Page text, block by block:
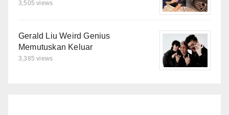
3,505 views
Gerald Liu Weird Genius
Memutuskan Keluar
3,385 views